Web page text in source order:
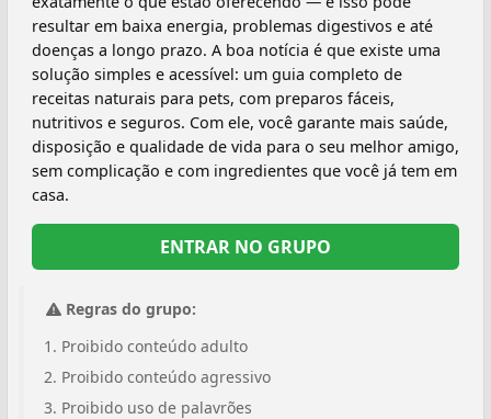
resultar em baixa energia, problemas digestivos e até
doenças a longo prazo. A boa notícia é que existe uma
solução simples e acessível: um guia completo de
receitas naturais para pets, com preparos fáceis,
nutritivos e seguros. Com ele, você garante mais saúde,
disposição e qualidade de vida para o seu melhor amigo,
sem complicação e com ingredientes que você já tem em
casa.
ENTRAR NO GRUPO
Regras do grupo:
Proibido conteúdo adulto
Proibido conteúdo agressivo
Proibido uso de palavrões